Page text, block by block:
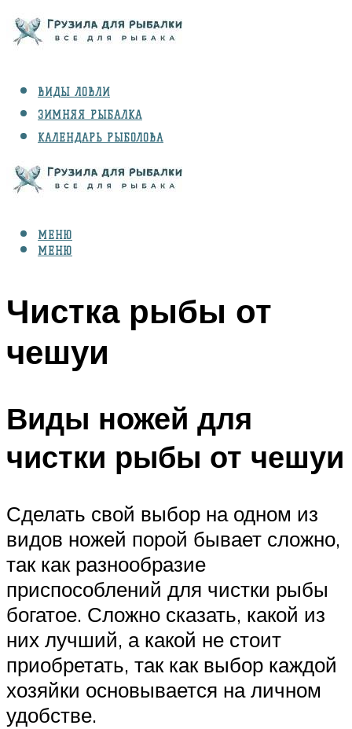
ВИДЫ ЛОВЛИ
ЗИМНЯЯ РЫБАЛКА
КАЛЕНДАРЬ РЫБОЛОВА
СНАРЯЖЕНИЕ
МЕНЮ
МЕНЮ
Чистка рыбы от
чешуи
Виды ножей для
чистки рыбы от чешуи
Сделать свой выбор на одном из
видов ножей порой бывает сложно,
так как разнообразие
приспособлений для чистки рыбы
богатое. Сложно сказать, какой из
них лучший, а какой не стоит
приобретать, так как выбор каждой
хозяйки основывается на личном
удобстве.